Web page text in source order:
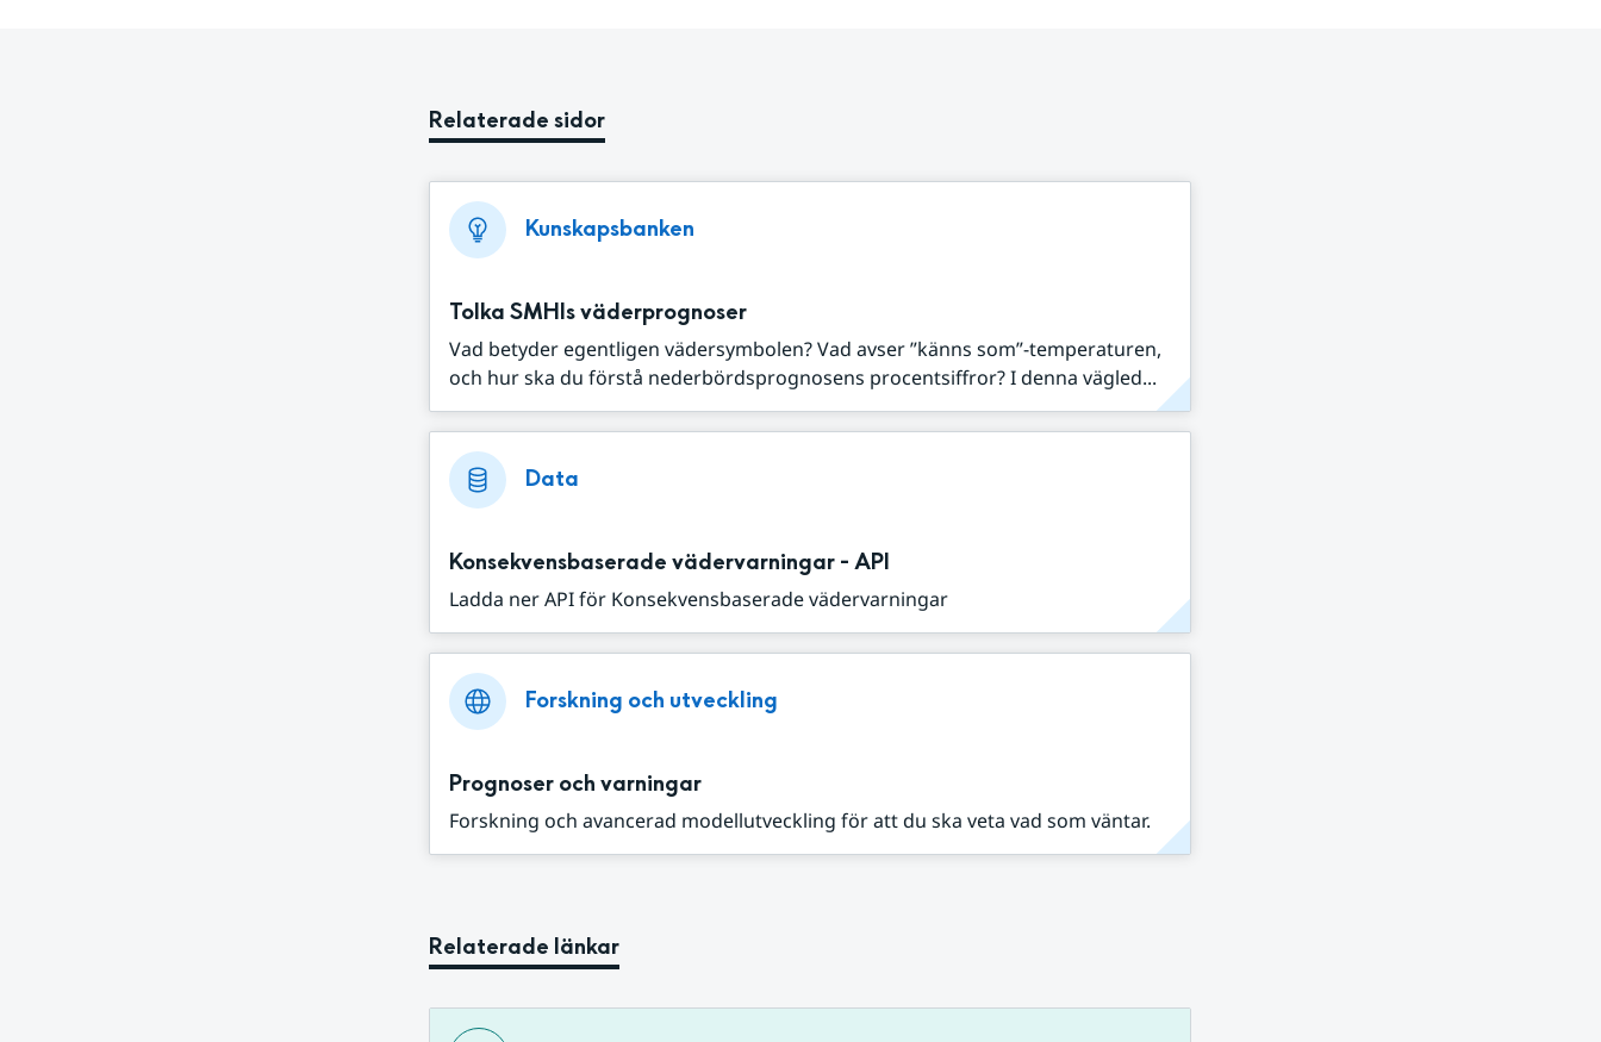
Relaterade sidor
Kunskapsbanken
Tolka SMHIs väderprognoser
Vad betyder egentligen vädersymbolen? Vad avser ”känns som”-temperaturen,
och hur ska du förstå nederbördsprognosens procentsiffror? I denna vägled...
Data
Konsekvensbaserade vädervarningar - API
Ladda ner API för Konsekvensbaserade vädervarningar
Forskning och utveckling
Prognoser och varningar
Forskning och avancerad modellutveckling för att du ska veta vad som väntar.
Relaterade länkar